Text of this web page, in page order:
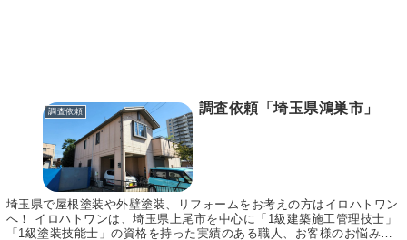
調査依頼 調査依頼「埼玉県鴻巣市」
埼玉県で屋根塗装や外壁塗装、リフォームをお考えの方はイロハトワン
へ！ イロハトワンは、埼玉県上尾市を中心に「1級建築施工管理技士」
「1級塗装技能士」の資格を持った実績のある職人、お客様のお悩みに